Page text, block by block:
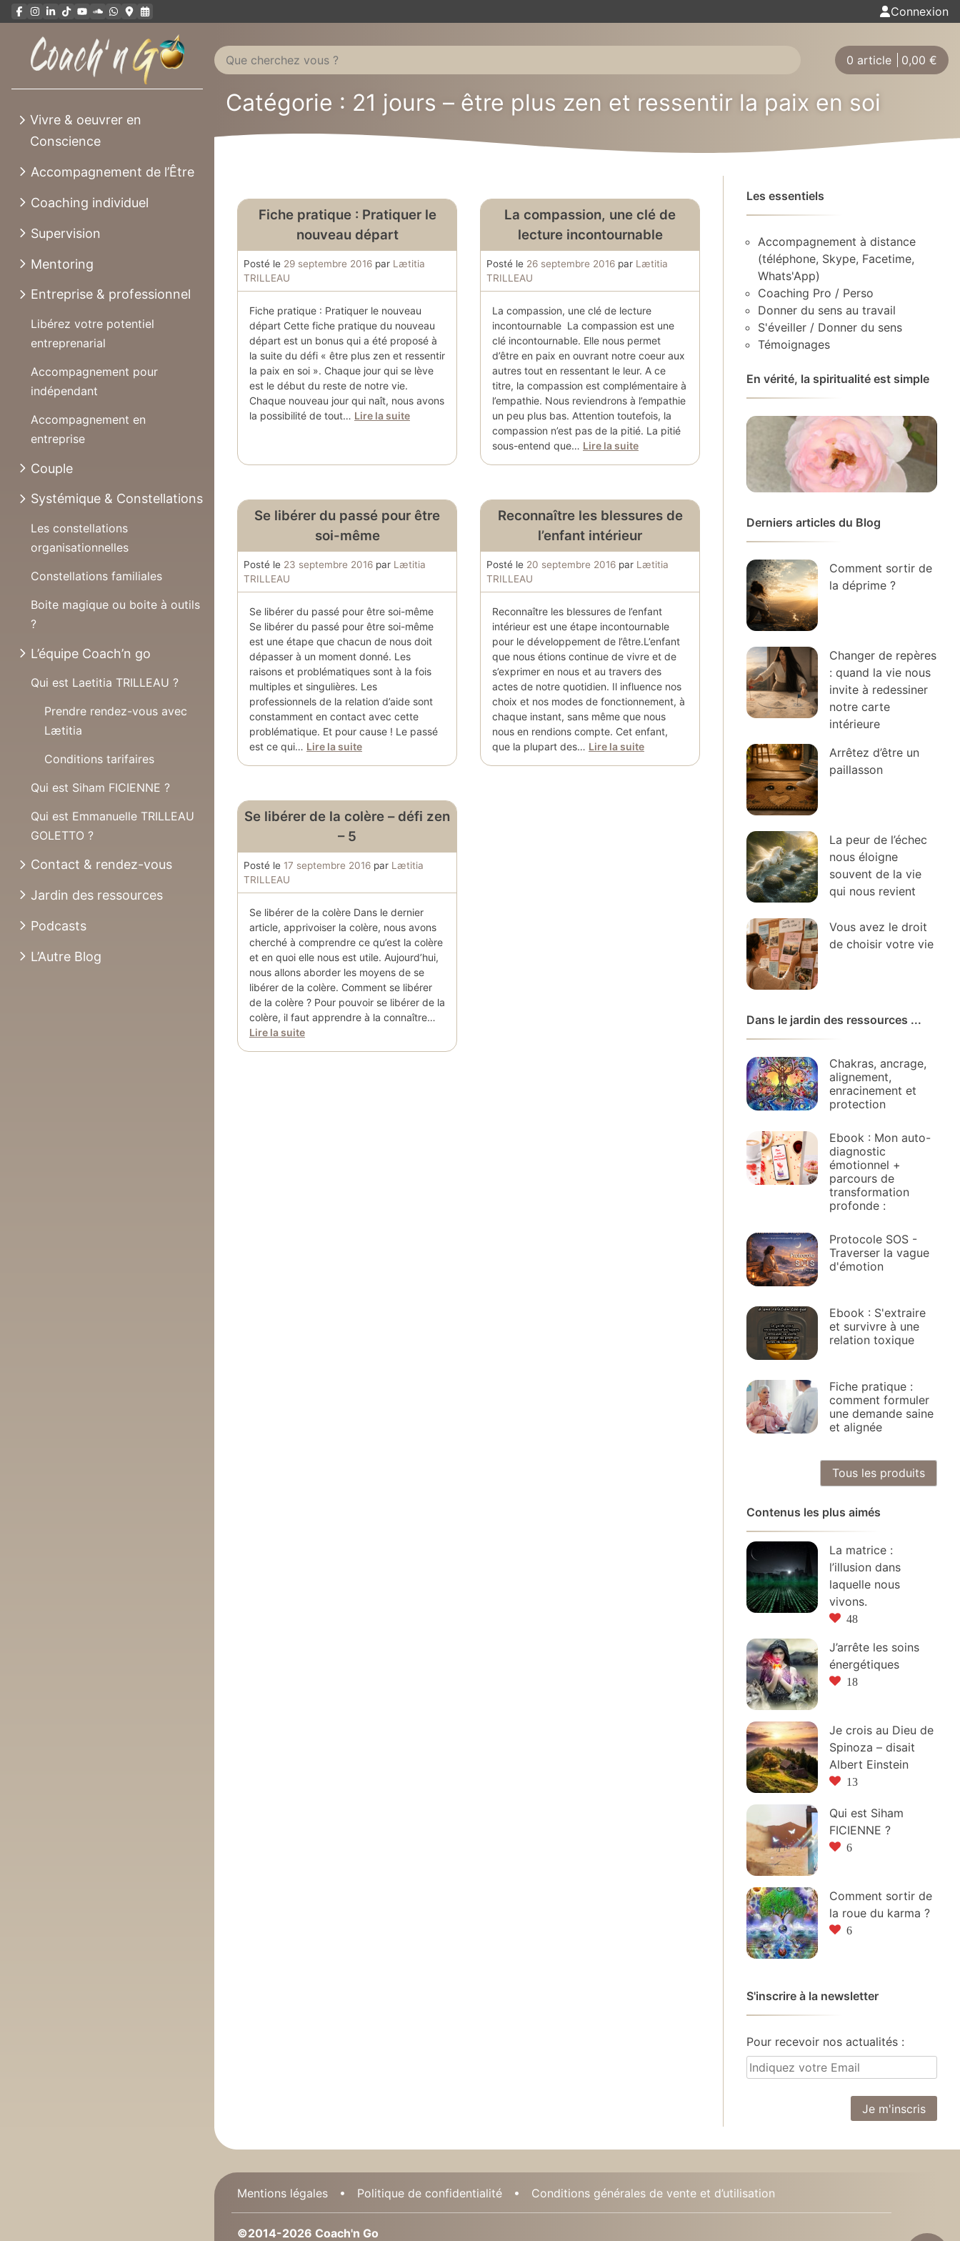
Connexion
contenu
Vivre & oeuvrer en
Conscience
Accompagnement de l’Être
Coaching individuel
Supervision
Mentoring
Entreprise & professionnel
Libérez votre potentiel
entreprenarial
Accompagnement pour
indépendant
Accompagnement en
entreprise
Couple
Systémique & Constellations
Les constellations
organisationnelles
Constellations familiales
Boite magique ou boite à outils
?
L’équipe Coach’n go
Qui est Laetitia TRILLEAU ?
Prendre rendez-vous avec
Lætitia
Conditions tarifaires
Qui est Siham FICIENNE ?
Qui est Emmanuelle TRILLEAU
GOLETTO ?
Contact & rendez-vous
Jardin des ressources
Podcasts
L’Autre Blog
0 article 0,00 €
Catégorie : 21 jours – être plus zen et ressentir la paix en soi
Fiche pratique : Pratiquer le
nouveau départ
Posté le 29 septembre 2016 par Lætitia
TRILLEAU
Fiche pratique : Pratiquer le nouveau
départ Cette fiche pratique du nouveau
départ est un bonus qui a été proposé à
la suite du défi « être plus zen et ressentir
la paix en soi ». Chaque jour qui se lève
est le début du reste de notre vie.
Chaque nouveau jour qui naît, nous avons
la possibilité de tout… Lire la suite
La compassion, une clé de
lecture incontournable
Posté le 26 septembre 2016 par Lætitia
TRILLEAU
La compassion, une clé de lecture
incontournable La compassion est une
clé incontournable. Elle nous permet
d’être en paix en ouvrant notre coeur aux
autres tout en ressentant le leur. A ce
titre, la compassion est complémentaire à
l’empathie. Nous reviendrons à l’empathie
un peu plus bas. Attention toutefois, la
compassion n’est pas de la pitié. La pitié
sous-entend que… Lire la suite
Se libérer du passé pour être
soi-même
Posté le 23 septembre 2016 par Lætitia
TRILLEAU
Se libérer du passé pour être soi-même
Se libérer du passé pour être soi-même
est une étape que chacun de nous doit
dépasser à un moment donné. Les
raisons et problématiques sont à la fois
multiples et singulières. Les
professionnels de la relation d’aide sont
constamment en contact avec cette
problématique. Et pour cause ! Le passé
est ce qui… Lire la suite
Reconnaître les blessures de
l’enfant intérieur
Posté le 20 septembre 2016 par Lætitia
TRILLEAU
Reconnaître les blessures de l’enfant
intérieur est une étape incontournable
pour le développement de l’être.L’enfant
que nous étions continue de vivre et de
s’exprimer en nous et au travers des
actes de notre quotidien. Il influence nos
choix et nos modes de fonctionnement, à
chaque instant, sans même que nous
nous en rendions compte. Cet enfant,
que la plupart des… Lire la suite
Se libérer de la colère – défi zen
– 5
Posté le 17 septembre 2016 par Lætitia
TRILLEAU
Se libérer de la colère Dans le dernier
article, apprivoiser la colère, nous avons
cherché à comprendre ce qu’est la colère
et en quoi elle nous est utile. Aujourd’hui,
nous allons aborder les moyens de se
libérer de la colère. Comment se libérer
de la colère ? Pour pouvoir se libérer de la
colère, il faut apprendre à la connaître…
Lire la suite
Les essentiels
Accompagnement à distance
(téléphone, Skype, Facetime,
Whats'App)
Coaching Pro / Perso
Donner du sens au travail
S'éveiller / Donner du sens
Témoignages
En vérité, la spiritualité est simple
Derniers articles du Blog
Comment sortir de
la déprime ?
Changer de repères
: quand la vie nous
invite à redessiner
notre carte
intérieure
Arrêtez d’être un
paillasson
La peur de l’échec
nous éloigne
souvent de la vie
qui nous revient
Vous avez le droit
de choisir votre vie
Dans le jardin des ressources ...
Chakras, ancrage,
alignement,
enracinement et
protection
Ebook : Mon auto-
diagnostic
émotionnel +
parcours de
transformation
profonde :
Protocole SOS -
Traverser la vague
d'émotion
Ebook : S'extraire
et survivre à une
relation toxique
Fiche pratique :
comment formuler
une demande saine
et alignée
Tous les produits
Contenus les plus aimés
La matrice :
l’illusion dans
laquelle nous
vivons.
48
J’arrête les soins
énergétiques
18
Je crois au Dieu de
Spinoza – disait
Albert Einstein
13
Qui est Siham
FICIENNE ?
6
Comment sortir de
la roue du karma ?
6
S'inscrire à la newsletter
Pour recevoir nos actualités :
Mentions légales Politique de confidentialité Conditions générales de vente et d’utilisation
©2014-2026 Coach'n Go